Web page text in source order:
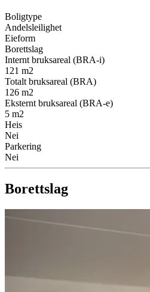
Boligtype
Andelsleilighet
Eieform
Borettslag
Internt bruksareal (BRA-i)
121 m2
Totalt bruksareal (BRA)
126 m2
Eksternt bruksareal (BRA-e)
5 m2
Heis
Nei
Parkering
Nei
Borettslag